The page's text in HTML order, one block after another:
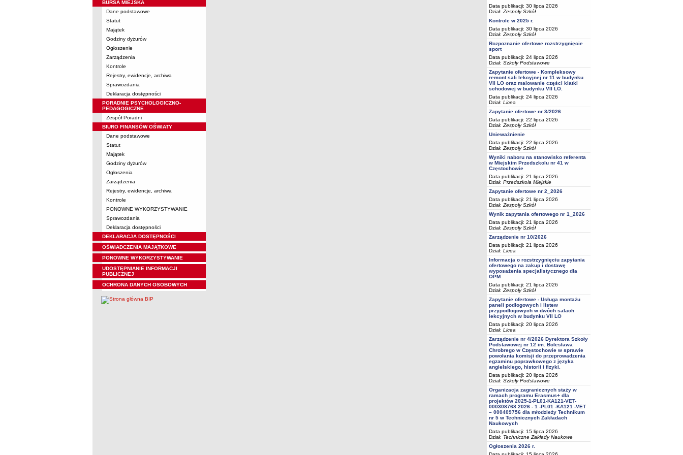
BURSA MIEJSKA
Dane podstawowe
Statut
Majątek
Godziny dyżurów
Ogłoszenie
Zarządzenia
Kontrole
Rejestry, ewidencje, archiwa
Sprawozdania
Deklaracja dostępności
PORADNIE PSYCHOLOGICZNO-
PEDAGOGICZNE
Zespół Poradni
BIURO FINANSÓW OŚWIATY
Dane podstawowe
Statut
Majątek
Godziny dyżurów
Ogłoszenia
Zarządzenia
Rejestry, ewidencje, archiwa
Kontrole
PONOWNE WYKORZYSTYWANIE
Sprawozdania
Deklaracja dostępności
DEKLARACJA DOSTĘPNOŚCI
OŚWIADCZENIA MAJĄTKOWE
PONOWNE WYKORZYSTYWANIE
UDOSTĘPNIANIE INFORMACJI
PUBLICZNEJ
OCHRONA DANYCH OSOBOWYCH
Data publikacji: 30 lipca 2026
Dział: Zespoły Szkół
Kontrole w 2025 r.
Data publikacji: 30 lipca 2026
Dział: Zespoły Szkół
Rozpoznanie ofertowe rozstrzygnięcie
sport
Data publikacji: 24 lipca 2026
Dział: Szkoły Podstawowe
Zapytanie ofertowe - Kompleksowy
remont sali lekcyjnej nr 11 w budynku
VII LO oraz malowanie części klatki
schodowej w budynku VII LO.
Data publikacji: 24 lipca 2026
Dział: Licea
Zapytanie ofertowe nr 3/2026
Data publikacji: 22 lipca 2026
Dział: Zespoły Szkół
Unieważnienie
Data publikacji: 22 lipca 2026
Dział: Zespoły Szkół
Wyniki naboru na stanowisko referenta
w Miejskim Przedszkolu nr 41 w
Częstochowie
Data publikacji: 21 lipca 2026
Dział: Przedszkola Miejskie
Zapytanie ofertowe nr 2_2026
Data publikacji: 21 lipca 2026
Dział: Zespoły Szkół
Wynik zapytania ofertowego nr 1_2026
Data publikacji: 21 lipca 2026
Dział: Zespoły Szkół
Zarządzenie nr 10/2026
Data publikacji: 21 lipca 2026
Dział: Licea
Informacja o rozstrzygnięciu zapytania
ofertowego na zakup i dostawę
wyposażenia specjalistycznego dla
OPM
Data publikacji: 21 lipca 2026
Dział: Zespoły Szkół
Zapytanie ofertowe - Usługa montażu
paneli podłogowych i listew
przypodłogowych w dwóch salach
lekcyjnych w budynku VII LO
Data publikacji: 20 lipca 2026
Dział: Licea
Zarządzenie nr 4/2026 Dyrektora Szkoły
Podstawowej nr 12 im. Bolesława
Chrobrego w Częstochowie w sprawie
powołania komisji do przeprowadzenia
egzaminu poprawkowego z języka
angielskiego, historii i fizyki.
Data publikacji: 20 lipca 2026
Dział: Szkoły Podstawowe
Organizacja zagranicznych staży w
ramach programu Erasmus+ dla
projektów 2025-1-PL01-KA121-VET-
000308768 2026 - 1 -PL01 -KA121 -VET
– 000409756 dla młodzieży Technikum
nr 5 w Technicznych Zakładach
Naukowych
Data publikacji: 15 lipca 2026
Dział: Techniczne Zakłady Naukowe
Ogłoszenia 2026 r.